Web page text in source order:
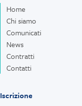
Home
Chi siamo
Comunicati
News
Contratti
Contatti
Iscrizione